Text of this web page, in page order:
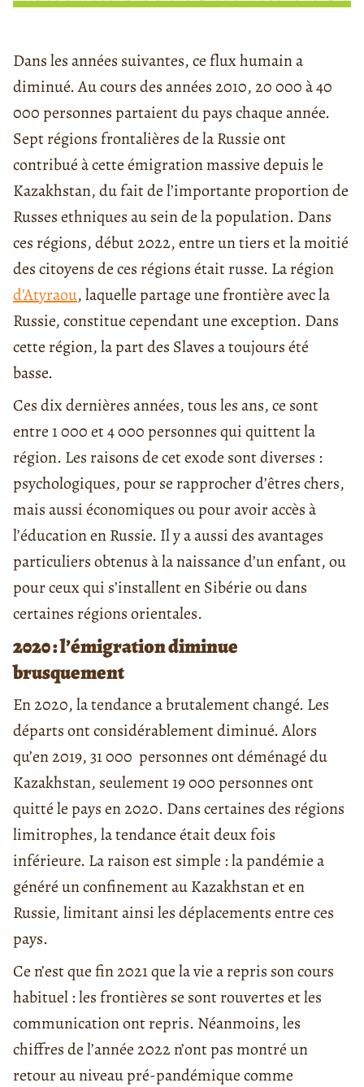
Dans les années suivantes, ce flux humain a
diminué. Au cours des années 2010, 20 000 à 40
000 personnes partaient du pays chaque année.
Sept régions frontalières de la Russie ont
contribué à cette émigration massive depuis le
Kazakhstan, du fait de l’importante proportion de
Russes ethniques au sein de la population. Dans
ces régions, début 2022, entre un tiers et la moitié
des citoyens de ces régions était russe. La région
d’Atyraou, laquelle partage une frontière avec la
Russie, constitue cependant une exception. Dans
cette région, la part des Slaves a toujours été
basse.
Ces dix dernières années, tous les ans, ce sont
entre 1 000 et 4 000 personnes qui quittent la
région. Les raisons de cet exode sont diverses :
psychologiques, pour se rapprocher d’êtres chers,
mais aussi économiques ou pour avoir accès à
l’éducation en Russie. Il y a aussi des avantages
particuliers obtenus à la naissance d’un enfant, ou
pour ceux qui s’installent en Sibérie ou dans
certaines régions orientales.
2020 : l’émigration diminue
brusquement
En 2020, la tendance a brutalement changé. Les
départs ont considérablement diminué. Alors
qu’en 2019, 31 000 personnes ont déménagé du
Kazakhstan, seulement 19 000 personnes ont
quitté le pays en 2020. Dans certaines des régions
limitrophes, la tendance était deux fois
inférieure. La raison est simple : la pandémie a
généré un confinement au Kazakhstan et en
Russie, limitant ainsi les déplacements entre ces
pays.
Ce n’est que fin 2021 que la vie a repris son cours
habituel : les frontières se sont rouvertes et les
communication ont repris. Néanmoins, les
chiffres de l’année 2022 n’ont pas montré un
retour au niveau pré-pandémique comme